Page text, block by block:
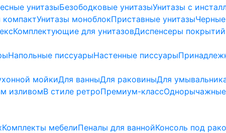
унитазыБезободковые унитазыУнитазы с
компактУнитазы моноблокПриставные унитазы
Комплектующие для унитазовДиспенсеры покрытий
Напольные писсуарыНастенные писсуары
мойкиДля ванныДля раковиныДля
изливомВ стиле ретроПремиум-классОднорычажные
Комплекты мебелиПеналы для ваннойКонсоль под